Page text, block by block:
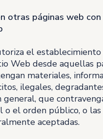
otras páginas web
el
Web desde aquellas
materiales,
ilegales,
general, que
o el orden público, o las
aceptadas.